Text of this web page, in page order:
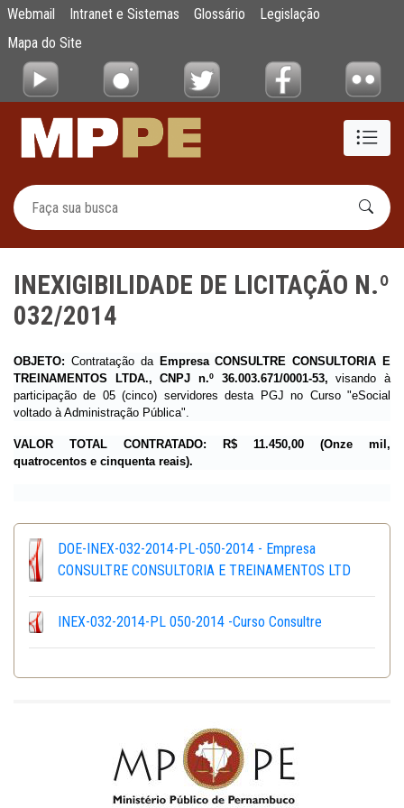
Pular para o Conteúdo principal
INEXIGIBILIDADE DE LICITAÇÃO N.º 032/
Webmail Intranet e Sistemas Glossário
Legislação
Mapa do Site
INEXIGIBILIDADE DE LICITAÇÃO N.º
032/2014
OBJETO: Contratação da Empresa CONSULTRE CONSULTORIA E
TREINAMENTOS LTDA., CNPJ n.º 36.003.671/0001-53, visando à
participação de 05 (cinco) servidores desta PGJ no Curso "eSocial
voltado à Administração Pública".
VALOR TOTAL CONTRATADO: R$ 11.450,00 (Onze mil,
quatrocentos e cinquenta reais).
DOE-INEX-032-2014-PL-050-2014 - Empresa
CONSULTRE CONSULTORIA E TREINAMENTOS LTD
INEX-032-2014-PL 050-2014 -Curso Consultre